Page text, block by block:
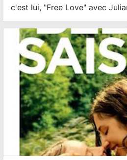
c'est lui, "Free Love" avec